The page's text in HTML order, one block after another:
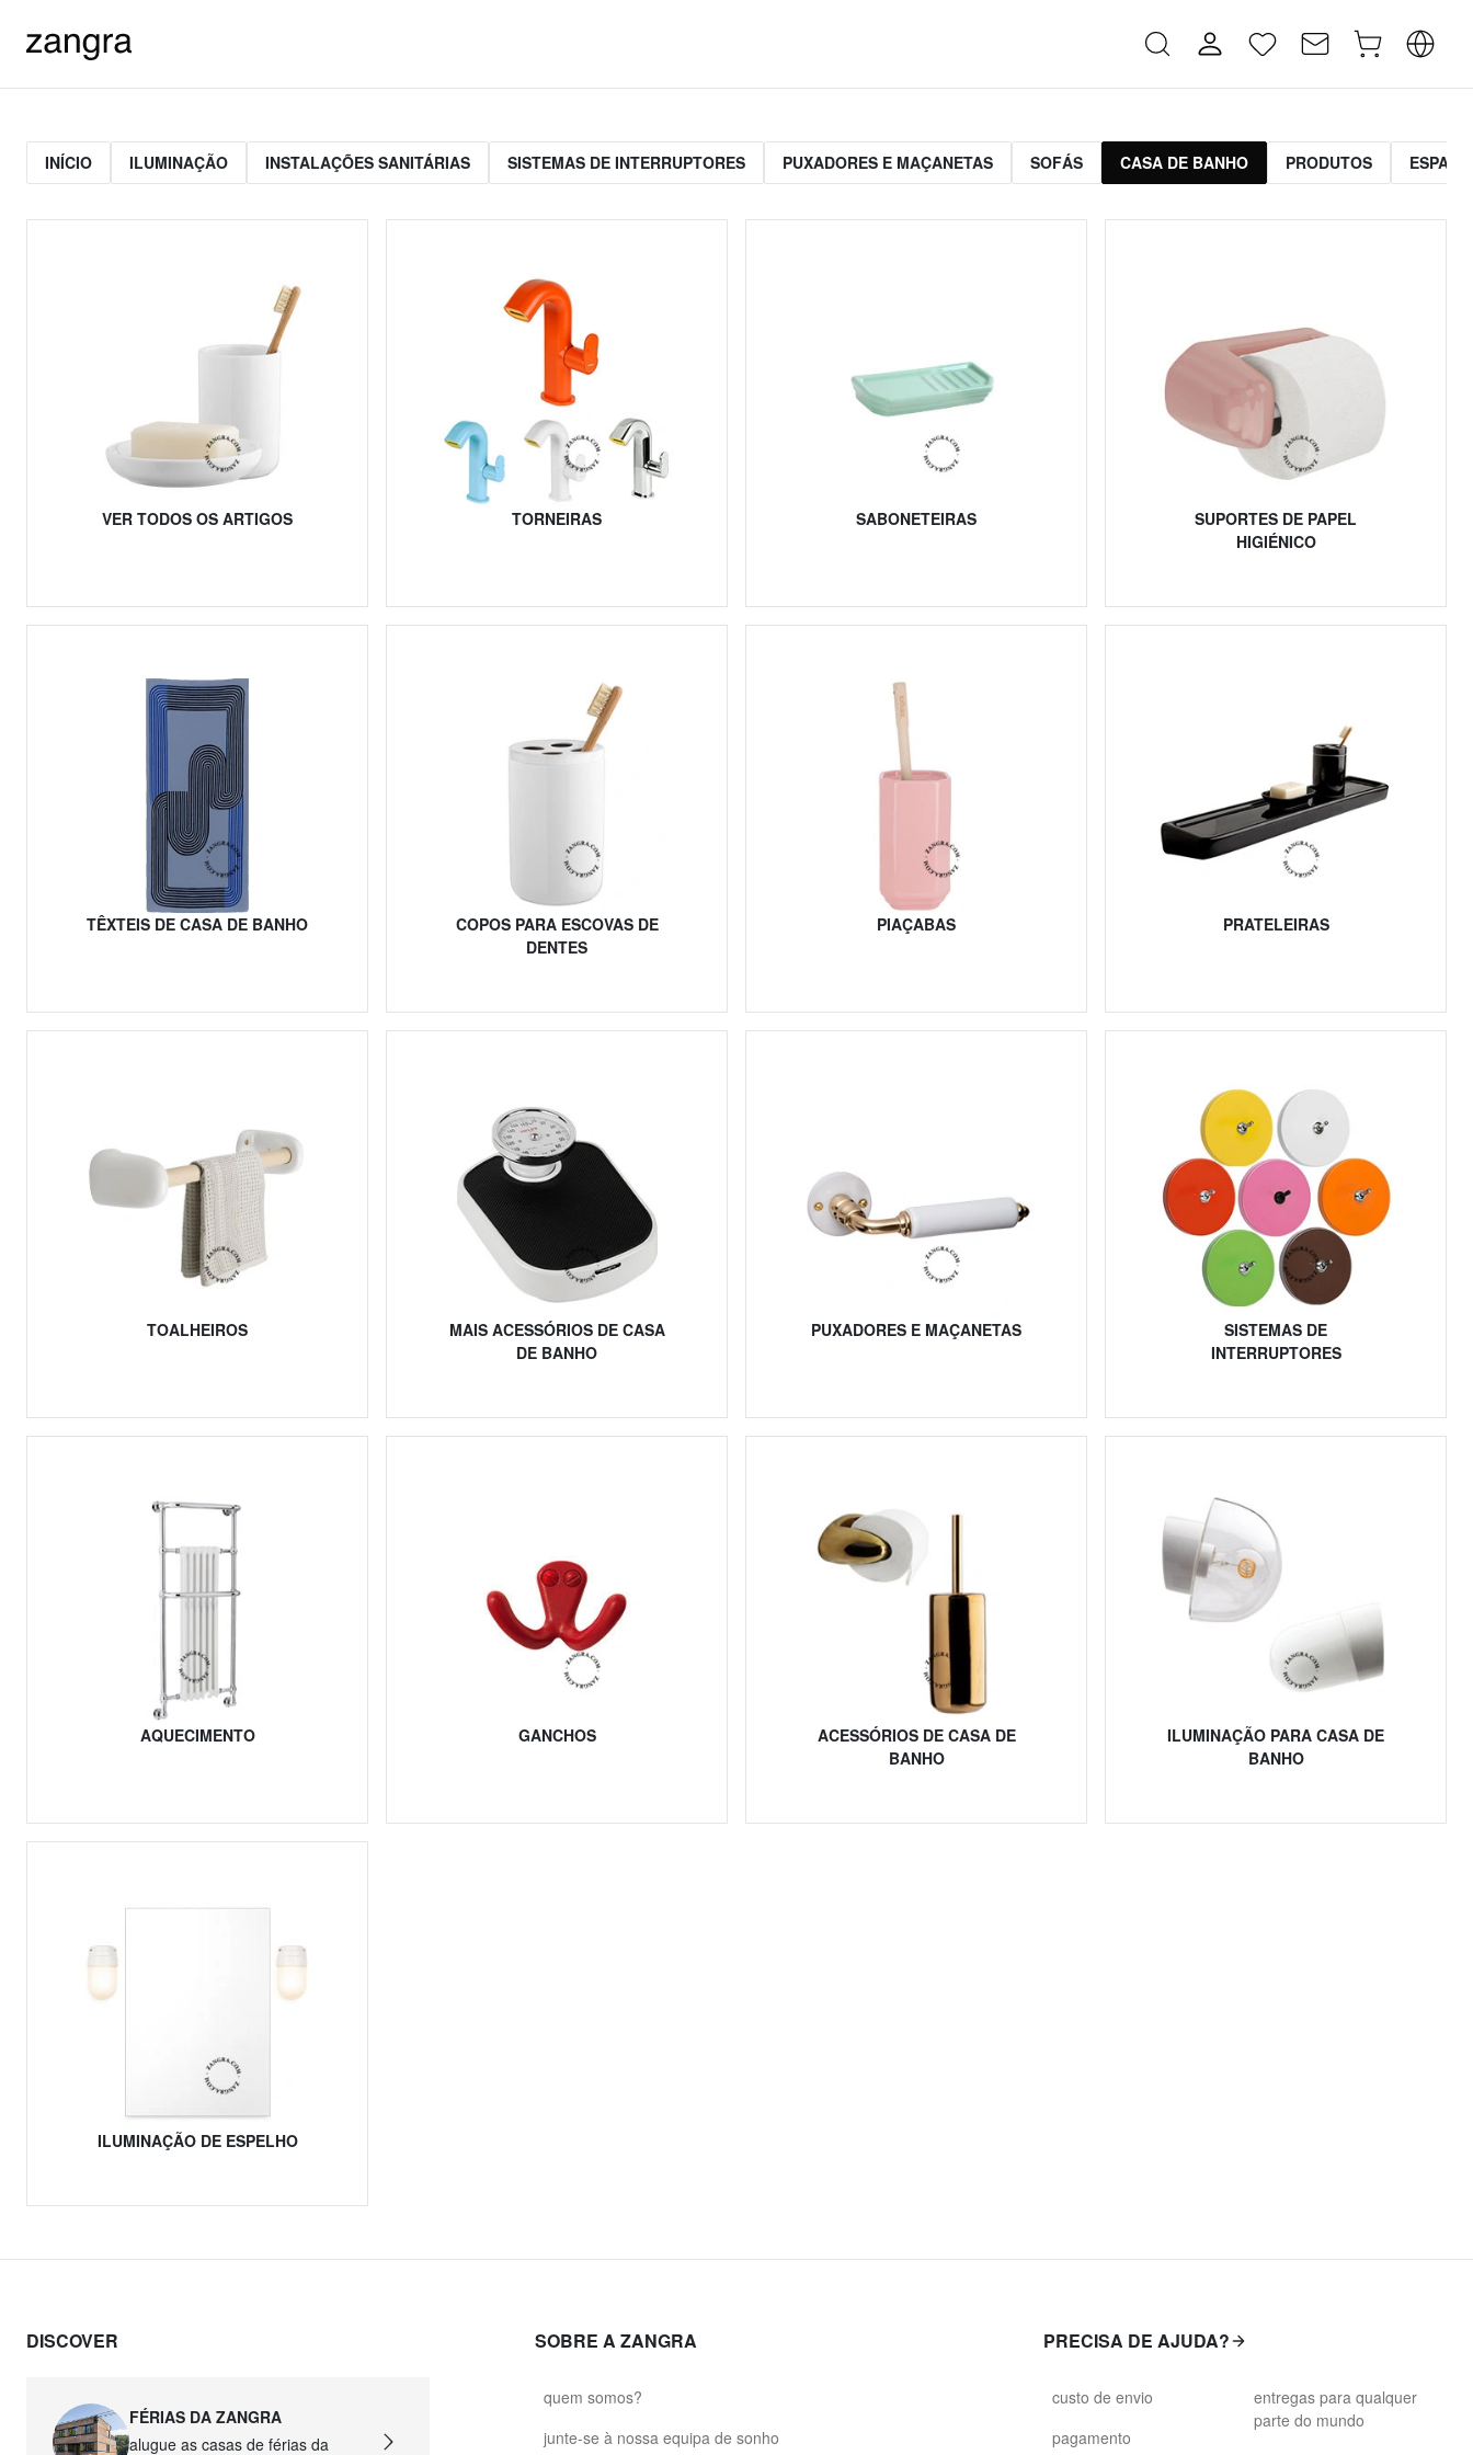
INÍCIO ILUMINAÇÃO INSTALAÇÕES SANITÁRIAS SISTEMAS DE INTERRUPTORES PUXADORES E MAÇANETAS SOFÁS CASA DE BANHO PRODUTOS
VER TODOS OS ARTIGOS TORNEIRAS SABONETEIRAS
SUPORTES DE PAPEL
HIGIÉNICO
TÊXTEIS DE CASA DE BANHO
COPOS PARA ESCOVAS DE
DENTES
PIAÇABAS PRATELEIRAS
TOALHEIROS
MAIS ACESSÓRIOS DE CASA
DE BANHO
PUXADORES E MAÇANETAS
SISTEMAS DE
INTERRUPTORES
AQUECIMENTO GANCHOS
ACESSÓRIOS DE CASA DE
BANHO
ILUMINAÇÃO PARA CASA DE
BANHO
ILUMINAÇÃO DE ESPELHO
DISCOVER
FÉRIAS DA ZANGRA
alugue as casas de férias da
SOBRE A ZANGRA
quem somos?
junte-se à nossa equipa de sonho
PRECISA DE AJUDA?
custo de envio
pagamento
entregas para qualquer
parte do mundo